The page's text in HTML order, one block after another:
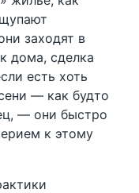
заходят в
дома, сделка
есть хоть
— как будто
— они быстро
к этому